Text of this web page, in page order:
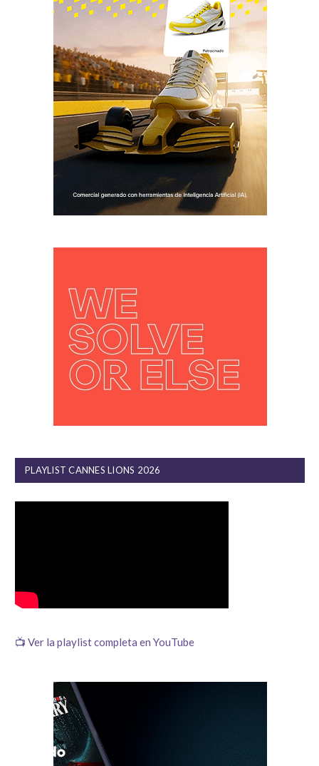
PLAYLIST CANNES LIONS 2026
📺 Ver la playlist completa en YouTube